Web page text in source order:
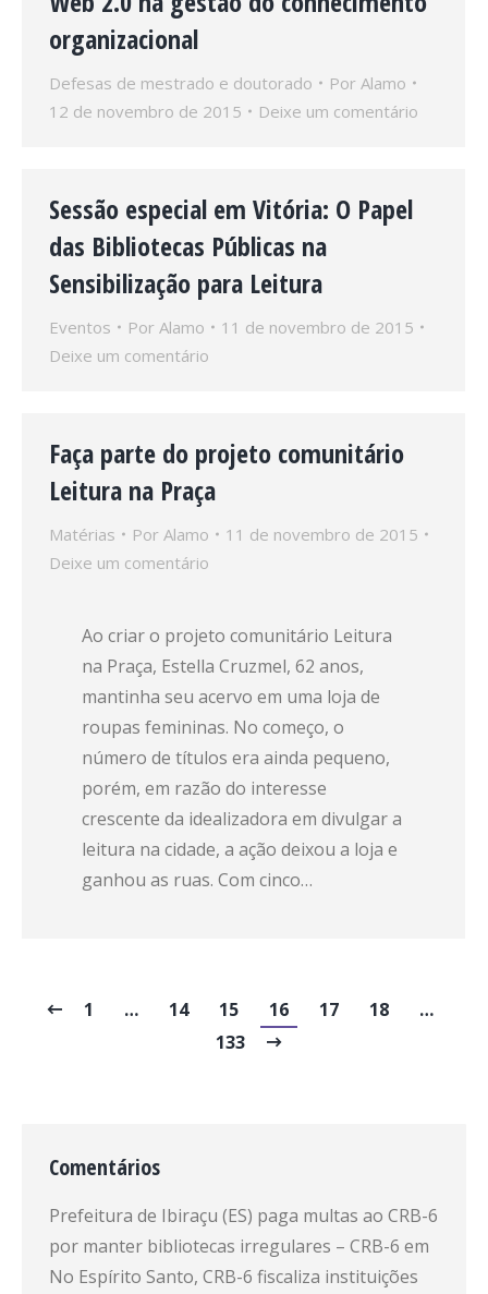
organizacional
Defesas de mestrado e doutorado Por Alamo
12 de novembro de 2015
Deixe um comentário
Sessão especial em Vitória: O Papel
das Bibliotecas Públicas na
Sensibilização para Leitura
Eventos Por Alamo
11 de novembro de 2015
Deixe um comentário
Faça parte do projeto comunitário
Leitura na Praça
Matérias Por Alamo
11 de novembro de 2015
Deixe um comentário
Ao criar o projeto comunitário Leitura
na Praça, Estella Cruzmel, 62 anos,
mantinha seu acervo em uma loja de
roupas femininas. No começo, o
número de títulos era ainda pequeno,
porém, em razão do interesse
crescente da idealizadora em divulgar a
leitura na cidade, a ação deixou a loja e
ganhou as ruas. Com cinco…
1 … 14 15 16 17 18
…
133
Comentários
Prefeitura de Ibiraçu (ES) paga multas ao CRB-6
por manter bibliotecas irregulares – CRB-6 em
No Espírito Santo, CRB-6 fiscaliza instituições